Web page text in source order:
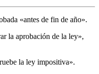
«antes de fin de año».
la aprobación de la ley»,
la ley impositiva».